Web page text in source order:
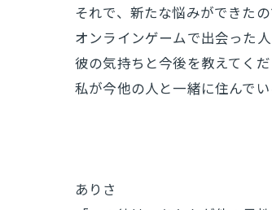
それで、新たな悩みができたの
オンラインゲームで出会った
彼の気持ちと今後を教えてくだ
私が今他の人と一緒に住んで
ありさ